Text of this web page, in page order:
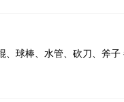
、球棒、水管、砍刀、斧子